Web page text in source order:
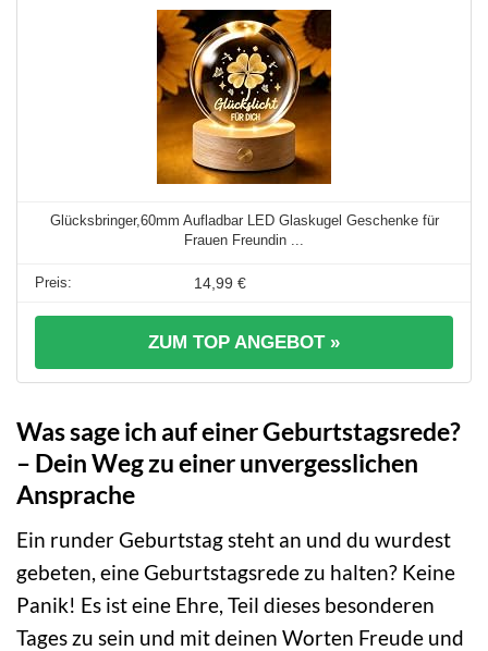
Glücksbringer,60mm Aufladbar LED Glaskugel Geschenke für
Frauen Freundin ...
14,99 €
ZUM TOP ANGEBOT »
Was sage ich auf einer Geburtstagsrede?
– Dein Weg zu einer unvergesslichen
Ansprache
Ein runder Geburtstag steht an und du wurdest
gebeten, eine Geburtstagsrede zu halten? Keine
Panik! Es ist eine Ehre, Teil dieses besonderen
Tages zu sein und mit deinen Worten Freude und